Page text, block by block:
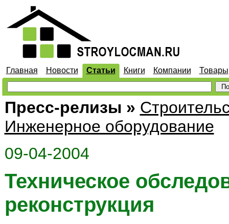
Главная Новости Статьи Книги Компании Товары
Пресс-релизы »
Инженерное оборудование
09-04-2004
Техническое
реконструкция